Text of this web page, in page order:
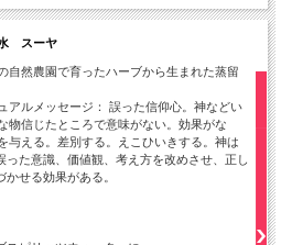
スーヤ
自然農園で育ったハーブから生まれた蒸留
アルメッセージ： 誤った信仰心。神などい
物信じたところで意味がない。効果がな
与える。差別する。えこひいきする。神は
た意識、価値観、考え方を改めさせ、正し
せる効果がある。